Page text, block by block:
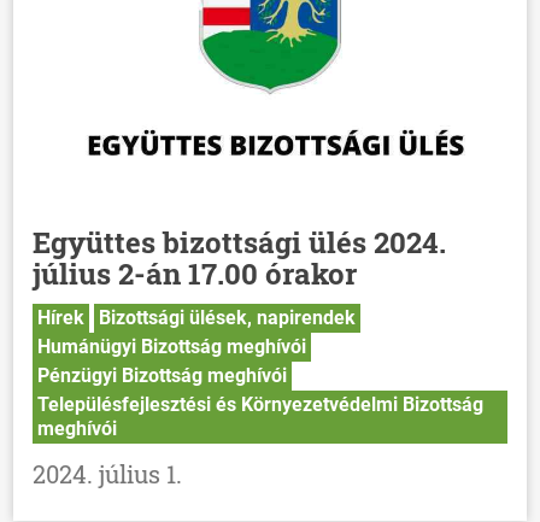
Együttes bizottsági ülés 2024.
július 2-án 17.00 órakor
Hírek
Bizottsági ülések, napirendek
Humánügyi Bizottság meghívói
Pénzügyi Bizottság meghívói
Településfejlesztési és Környezetvédelmi Bizottság
meghívói
2024. július 1.